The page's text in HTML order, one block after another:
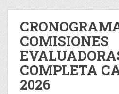
COMISIONES
COMPLETA
2026